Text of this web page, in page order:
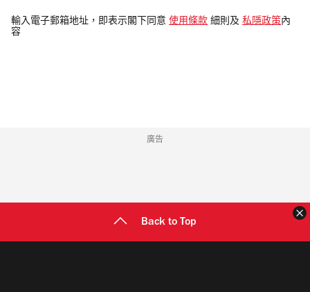
電
郵
輸入電子郵箱地址，即表示閣下同意 使用條款 細則及 私隱政策 內
容
廣告
Back to Top